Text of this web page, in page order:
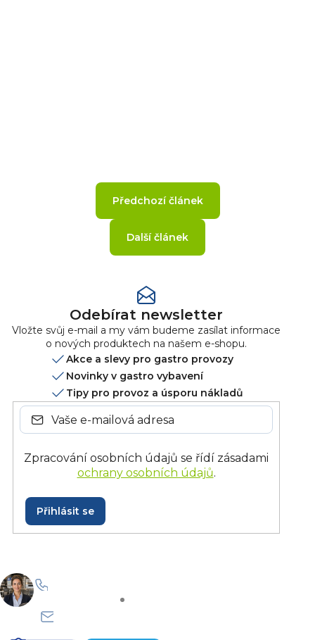
Předchozí článek
Další článek
Odebírat newsletter
Vložte svůj e-mail a my vám budeme zasílat informace
o nových produktech na našem e-shopu.
Akce a slevy pro gastro provozy
Novinky v gastro vybavení
Tipy pro provoz a úsporu nákladů
Zpracování osobních údajů se řídí zásadami
ochrany osobních údajů.
Přihlásit se